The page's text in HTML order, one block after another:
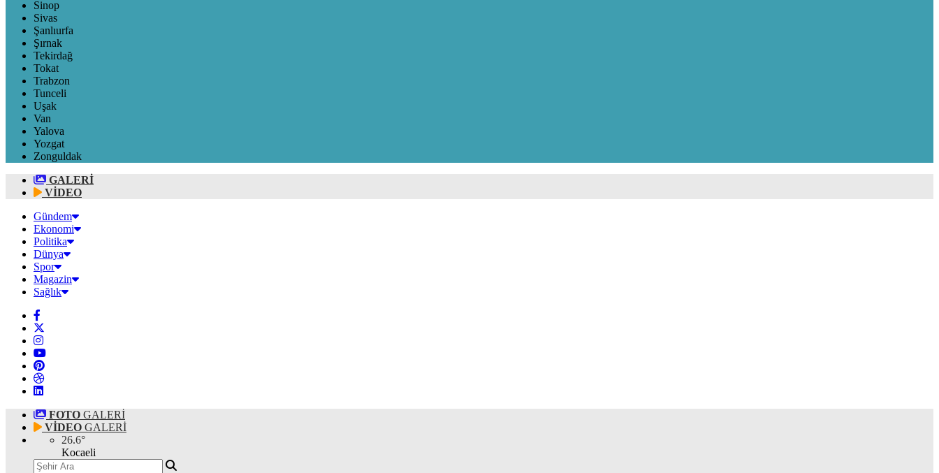
Sinop
Sivas
Şanlıurfa
Şırnak
Tekirdağ
Tokat
Trabzon
Tunceli
Uşak
Van
Yalova
Yozgat
Zonguldak
GALERİ
VİDEO
Gündem
Ekonomi
Politika
Dünya
Spor
Magazin
Sağlık
FOTO GALERİ
VİDEO GALERİ
26.6°
Kocaeli